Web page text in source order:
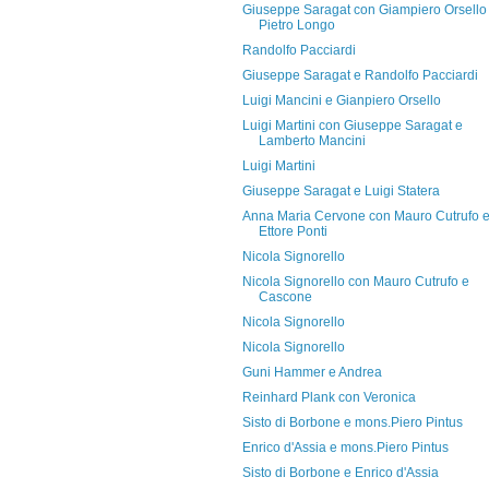
Giuseppe Saragat con Giampiero Orsello
Pietro Longo
Randolfo Pacciardi
Giuseppe Saragat e Randolfo Pacciardi
Luigi Mancini e Gianpiero Orsello
Luigi Martini con Giuseppe Saragat e
Lamberto Mancini
Luigi Martini
Giuseppe Saragat e Luigi Statera
Anna Maria Cervone con Mauro Cutrufo e
Ettore Ponti
Nicola Signorello
Nicola Signorello con Mauro Cutrufo e
Cascone
Nicola Signorello
Nicola Signorello
Guni Hammer e Andrea
Reinhard Plank con Veronica
Sisto di Borbone e mons.Piero Pintus
Enrico d'Assia e mons.Piero Pintus
Sisto di Borbone e Enrico d'Assia